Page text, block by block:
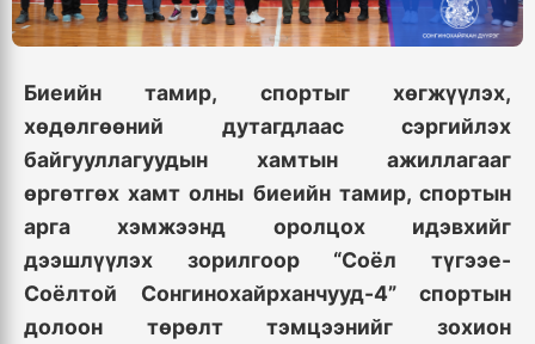
Биеийн тамир, спортыг хөгжүүлэх,
хөдөлгөөний дутагдлаас сэргийлэх
байгууллагуудын хамтын ажиллагааг
өргөтгөх хамт олны биеийн тамир, спортын
арга хэмжээнд оролцох идэвхийг
дээшлүүлэх зорилгоор “Соёл түгээе-
Соёлтой Сонгинохайрханчууд-4” спортын
долоон төрөлт тэмцээнийг зохион